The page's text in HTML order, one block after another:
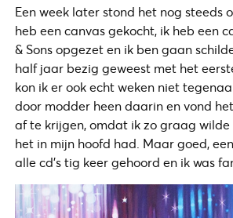
Een week later stond het nog steeds
heb een canvas gekocht, ik heb een
& Sons opgezet en ik ben gaan
half jaar bezig geweest met het
kon ik er ook echt weken niet
door modder heen daarin en vond
af te krijgen, omdat ik zo graag wilde
het in mijn hoofd had. Maar goed,
alle cd’s tig keer gehoord en ik was